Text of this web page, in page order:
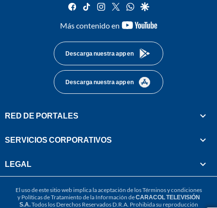
facebook
tiktok instagram
twitterwhatsapp
google
Más contenido en
youtube-
Descarga nuestra app en
Descarga nuestra app en
RED DE PORTALES
SERVICIOS CORPORATIVOS
LEGAL
El uso de este sitio web implica la aceptación de losTérminos y condiciones
y Políticas de Tratamiento de la Información deCARACOL TELEVISIÓN
S.A.Todos los Derechos Reservados D.R.A. Prohibida su reproducción